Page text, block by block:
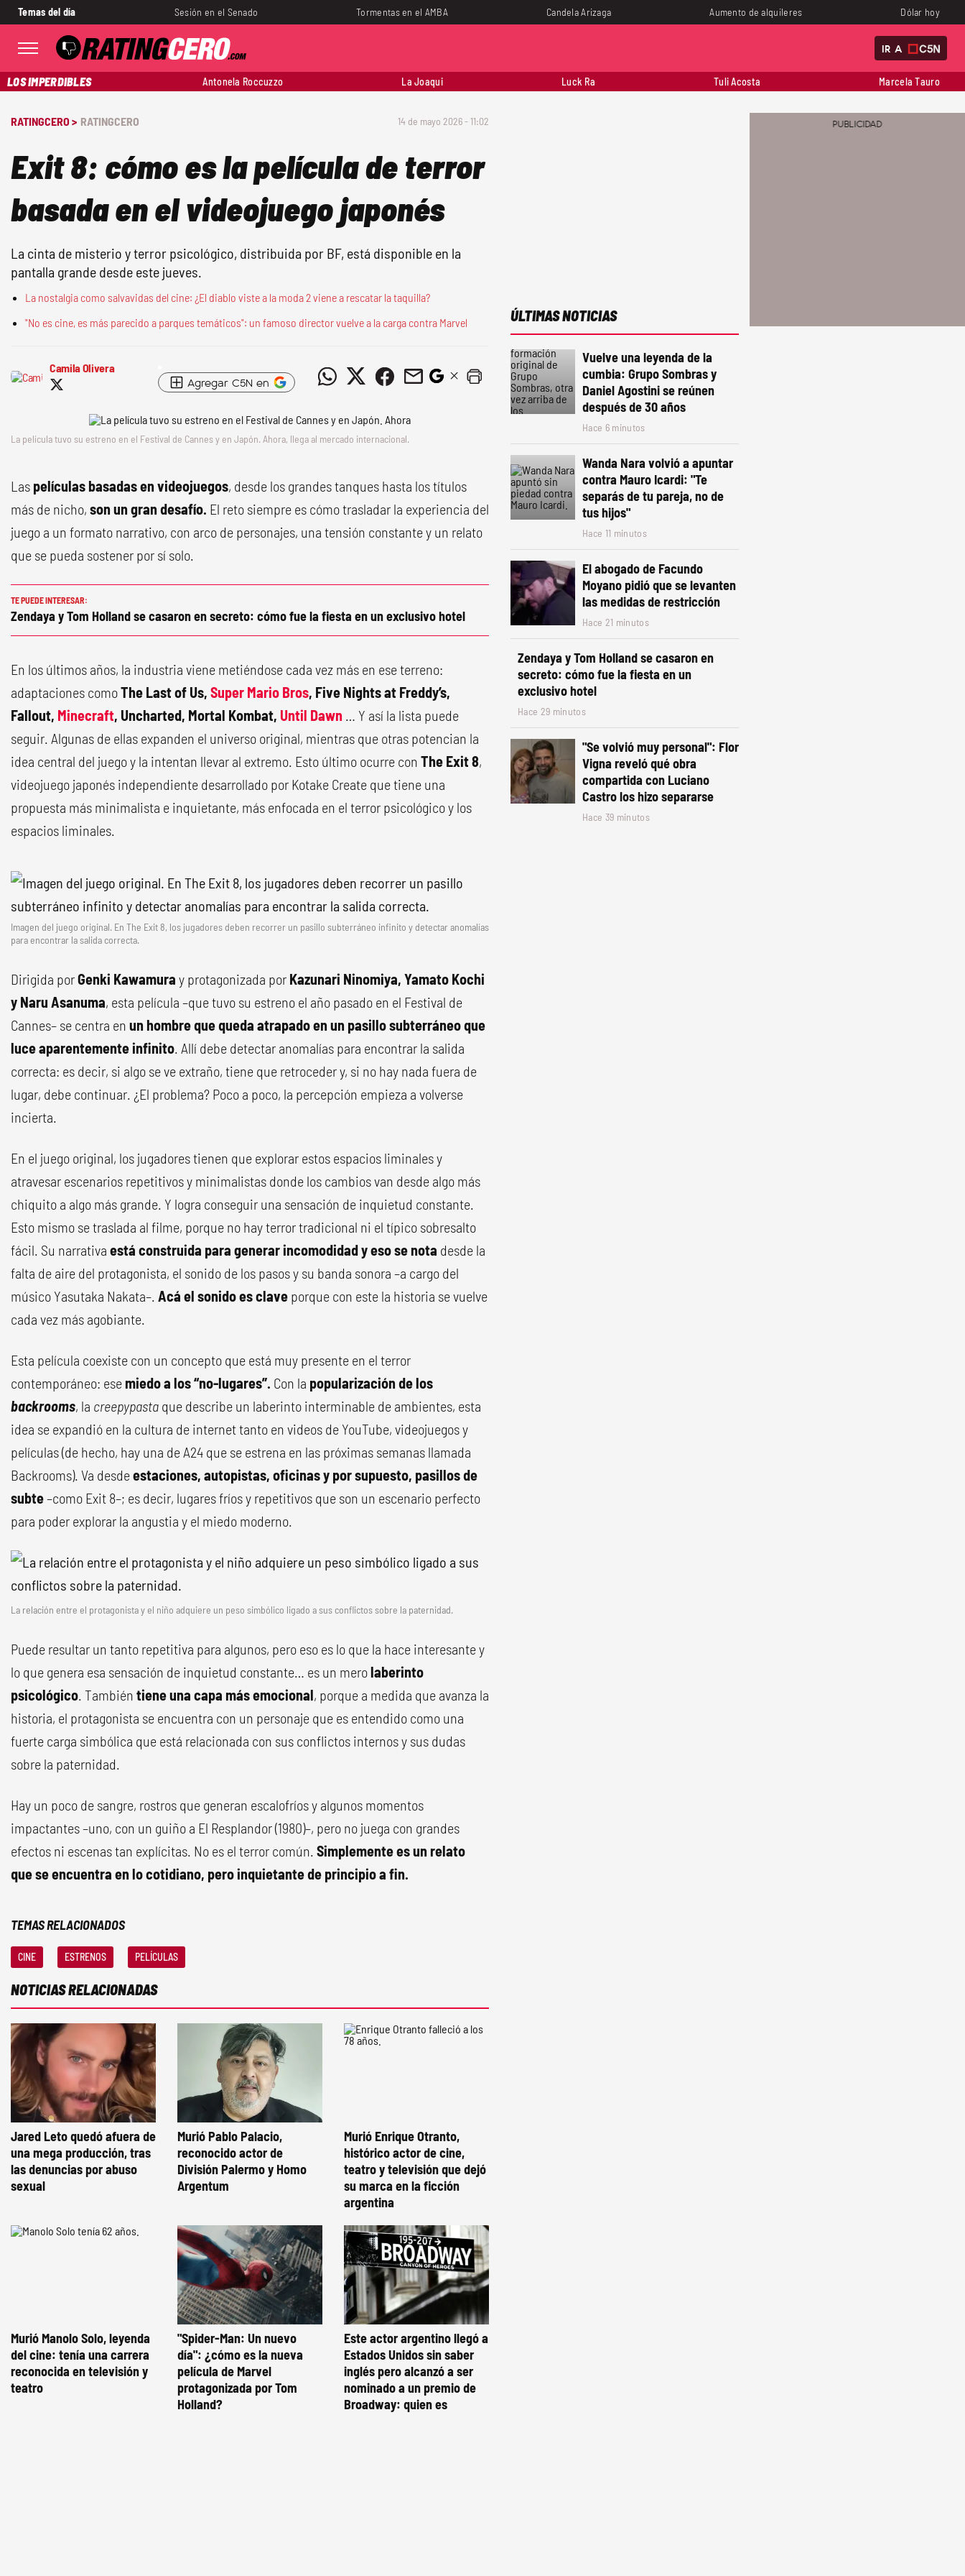
Temas del día Sesión en el Senado Tormentas en el AMBA Candela Arizaga Aumento de alquileres Dólar hoy
IR A
LOS IMPERDIBLES Antonela Roccuzzo La Joaqui Luck Ra Tuli Acosta Marcela Tauro
RATINGCERO > RATINGCERO 14 de mayo 2026 - 11:02
Exit 8: cómo es la película de terror
basada en el videojuego japonés
La cinta de misterio y terror psicológico, distribuida por BF, está disponible en la
pantalla grande desde este jueves.
La nostalgia como salvavidas del cine: ¿El diablo viste a la moda 2 viene a rescatar la taquilla?
"No es cine, es más parecido a parques temáticos": un famoso director vuelve a la carga contra Marvel
Camila Olivera
Agregar C5N en
La película tuvo su estreno en el Festival de Cannes y en Japón. Ahora, llega al mercado internacional.
Las películas basadas en videojuegos, desde los grandes tanques hasta los títulos
más de nicho, son un gran desafío. El reto siempre es cómo trasladar la experiencia del
juego a un formato narrativo, con arco de personajes, una tensión constante y un relato
que se pueda sostener por sí solo.
TE PUEDE INTERESAR:
Zendaya y Tom Holland se casaron en secreto: cómo fue la fiesta en un exclusivo hotel
En los últimos años, la industria viene metiéndose cada vez más en ese terreno:
adaptaciones comoThe Last of Us, Super Mario Bros, Five Nights at Freddy’s,
Fallout, Minecraft, Uncharted, Mortal Kombat, Until Dawn … Y así la lista puede
seguir. Algunas de ellas expanden el universo original, mientras que otras potencian la
idea central del juego y la intentan llevar al extremo. Esto último ocurre con The Exit 8,
videojuego japonés independiente desarrollado por Kotake Create que tiene una
propuesta más minimalista e inquietante, más enfocada en el terror psicológico y los
espacios liminales.
Imagen del juego original. En The Exit 8, los jugadores deben recorrer un pasillo subterráneo infinito y detectar anomalías
para encontrar la salida correcta.
Dirigida porGenki Kawamura y protagonizada por Kazunari Ninomiya, Yamato Kochi
y Naru Asanuma, esta película –que tuvo su estreno el año pasado en el Festival de
Cannes– se centra en un hombre que queda atrapado en un pasillo subterráneo que
luce aparentemente infinito. Allí debe detectar anomalías para encontrar la salida
correcta: es decir, si algo se ve extraño, tiene que retroceder y, si no hay nada fuera de
lugar, debe continuar. ¿El problema? Poco a poco, la percepción empieza a volverse
incierta.
En el juego original, los jugadores tienen que explorar estos espacios liminales y
atravesar escenarios repetitivos y minimalistas donde los cambios van desde algo más
chiquito a algo más grande. Y logra conseguir una sensación de inquietud constante.
Esto mismo se traslada al filme, porque no hay terror tradicional ni el típico sobresalto
fácil. Su narrativa está construida para generar incomodidady eso se nota desde la
falta de aire del protagonista, el sonido de los pasos y su banda sonora –a cargo del
músico Yasutaka Nakata–. Acá el sonido es clave porque con este la historia se vuelve
cada vez más agobiante.
Esta película coexiste con un concepto que está muy presente en el terror
contemporáneo: ese miedo a los “no-lugares”. Con la popularización de los
backrooms, la creepypasta que describe un laberinto interminable de ambientes, esta
idea se expandió en la cultura de internet tanto en videos de YouTube, videojuegos y
películas (de hecho, hay una de A24 que se estrena en las próximas semanas llamada
Backrooms). Va desdeestaciones, autopistas, oficinas y por supuesto, pasillos de
subte–como Exit 8–; es decir, lugares fríos y repetitivos que son un escenario perfecto
para poder explorar la angustia y el miedo moderno.
La relación entre el protagonista y el niño adquiere un peso simbólico ligado a sus conflictos sobre la paternidad.
Puede resultar un tanto repetitiva para algunos, pero eso es lo que la hace interesante y
lo que genera esa sensación de inquietud constante… es un merolaberinto
psicológico. También tiene una capa más emocional, porque a medida que avanza la
historia, el protagonista se encuentra con un personaje que es entendido como una
fuerte carga simbólica que está relacionada con sus conflictos internos y sus dudas
sobre la paternidad.
Hay un poco de sangre, rostros que generan escalofríos y algunos momentos
impactantes –uno, con un guiño a El Resplandor (1980)–, pero no juega con grandes
efectos ni escenas tan explícitas. No es el terror común. Simplemente es un relato
que se encuentra en lo cotidiano, pero inquietante de principio a fin.
TEMAS RELACIONADOS
CINE ESTRENOS PELÍCULAS
NOTICIAS RELACIONADAS
Jared Leto quedó afuera de
una mega producción, tras
las denuncias por abuso
sexual
Murió Pablo Palacio,
reconocido actor de
División Palermo y Homo
Argentum
Murió Enrique Otranto,
histórico actor de cine,
teatro y televisión que dejó
su marca en la ficción
argentina
Murió Manolo Solo, leyenda
del cine: tenía una carrera
reconocida en televisión y
teatro
"Spider-Man: Un nuevo
día": ¿cómo es la nueva
película de Marvel
protagonizada por Tom
Holland?
Este actor argentino llegó a
Estados Unidos sin saber
inglés pero alcanzó a ser
nominado a un premio de
Broadway: quien es
ÚLTIMAS NOTICIAS
Vuelve una leyenda de la
cumbia: Grupo Sombras y
Daniel Agostini se reúnen
después de 30 años
Hace 6 minutos
Wanda Nara volvió a apuntar
contra Mauro Icardi: "Te
separás de tu pareja, no de
tus hijos"
Hace 11 minutos
El abogado de Facundo
Moyano pidió que se levanten
las medidas de restricción
Hace 21 minutos
Zendaya y Tom Holland se casaron en
secreto: cómo fue la fiesta en un
exclusivo hotel
Hace 29 minutos
"Se volvió muy personal": Flor
Vigna reveló qué obra
compartida con Luciano
Castro los hizo separarse
Hace 39 minutos